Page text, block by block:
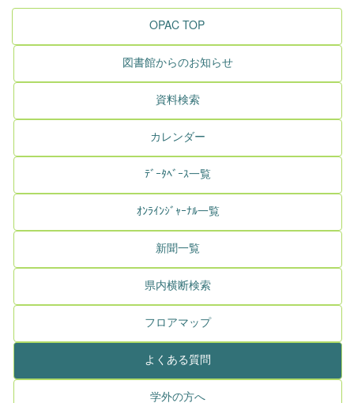
OPAC TOP
図書館からのお知らせ
資料検索
カレンダー
ﾃﾞｰﾀﾍﾞｰｽ一覧
ｵﾝﾗｲﾝｼﾞｬｰﾅﾙ一覧
新聞一覧
県内横断検索
フロアマップ
よくある質問
学外の方へ